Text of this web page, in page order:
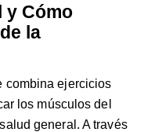
y Cómo
la
combina ejercicios
los músculos del
general. A través